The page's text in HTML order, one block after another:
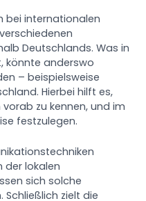
bei internationalen
Deutschlands. Was in
könnte anderswo
– beispielsweise
Hierbei hilft es,
zu kennen, und im
festzulegen.
der lokalen
sich solche
Schließlich zielt die